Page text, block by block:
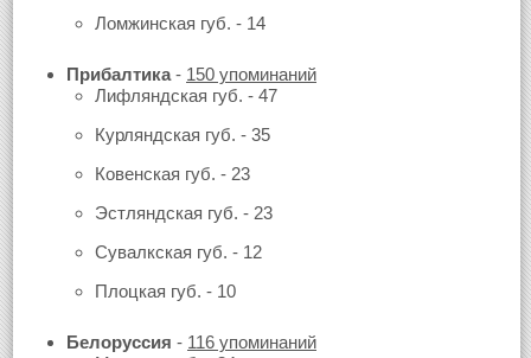
Ломжинская губ. - 14
Прибалтика- 150 упоминаний
Лифляндская губ. - 47
Курляндская губ. - 35
Ковенская губ. - 23
Эстляндская губ. - 23
Сувалкская губ. - 12
Плоцкая губ. - 10
Белоруссия - 116 упоминаний